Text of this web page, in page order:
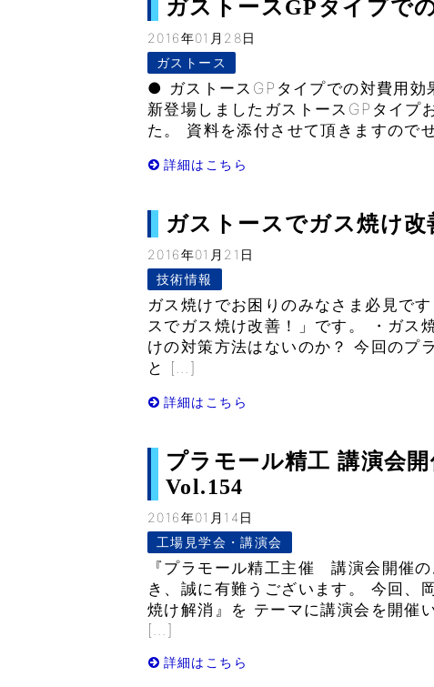
ガストースGPタイプで
2016年01月28日
ガストース
● ガストースGPタイプでの対費用効
新登場しましたガストースGPタイプ
た。 資料を添付させて頂きますので
詳細はこちら
ガストースでガス焼け改
2016年01月21日
技術情報
ガス焼けでお困りのみなさま必見で
スでガス焼け改善！」です。 ・ガス
けの対策方法はないのか？ 今回のプ
と […]
詳細はこちら
プラモール精工 講演会
Vol.154
2016年01月14日
工場見学会・講演会
『プラモール精工主催 講演会開催
き、誠に有難うございます。 今回、
焼け解消』を テーマに講演会を
[…]
詳細はこちら